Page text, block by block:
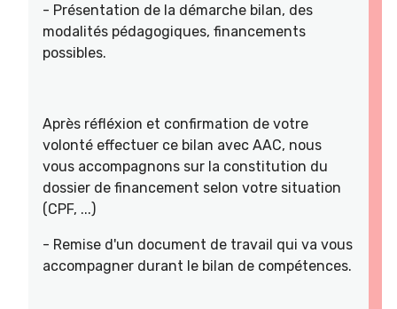
- Présentation de la démarche bilan, des
modalités pédagogiques, financements
possibles.
Après réfléxion et confirmation de votre
volonté effectuer ce bilan avec AAC, nous
vous accompagnons sur la constitution du
dossier de financement selon votre situation
(CPF, ...)
- Remise d'un document de travail qui va vous
accompagner durant le bilan de compétences.